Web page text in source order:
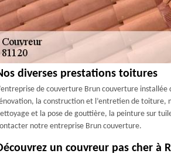
diverses prestations toitures
de couverture Brun couverture
la construction et l’entretien de toiture,
et la pose de gouttière, la peinture sur
notre entreprise Brun couverture.
un couvreur pas cher à